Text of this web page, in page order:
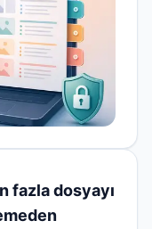
fazla dosyayı